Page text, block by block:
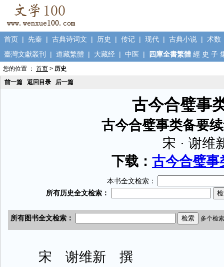
首页 | 先秦 | 古典诗词文 | 历史 | 传记 | 现代 | 古典小说 | 术数
臺灣文獻叢刊
| 道藏繁體 | 大藏经 | 中医 | 四庫全書繁體 經 史 子
您的位置 ： 首页 > 历史
前一篇
返回目录 后一篇
古今合璧事
古今合璧事类备要
宋 · 谢维
下载： 古今合璧
本书全文检索：
宋 谢维新 撰